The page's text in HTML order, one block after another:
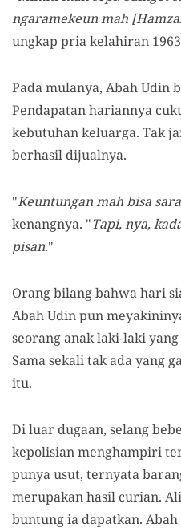
ngaramekeun mah
ungkap pria kelahiran
Pada mulanya, Abah Udin
Pendapatan hariannya
kebutuhan keluarga. Tak
berhasil dijualnya.
"Keuntungan mah bisa
kenangnya. "Tapi, nya,
pisan."
Orang bilang bahwa hari
Abah Udin pun
seorang anak laki-laki
Sama sekali tak ada yang
itu.
Di luar dugaan, selang
kepolisian menghampiri
punya usut, ternyata
merupakan hasil curian.
buntung ia dapatkan.